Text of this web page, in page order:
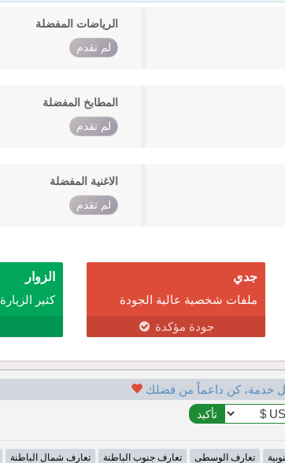
الرياضات المفضلة
لم تقدم
المطابخ المفضلة
لم تقدم
الاغنية المفضلة
لم تقدم
جدي
ملفات شخصية عالية الجودة
جودة مؤكدة
الزوار
كثير الزيارة
خدمة، كن داعماً من فضلك
تعارف الوسطى تعارف جنوب الباطنة تعارف شمال الباطنة